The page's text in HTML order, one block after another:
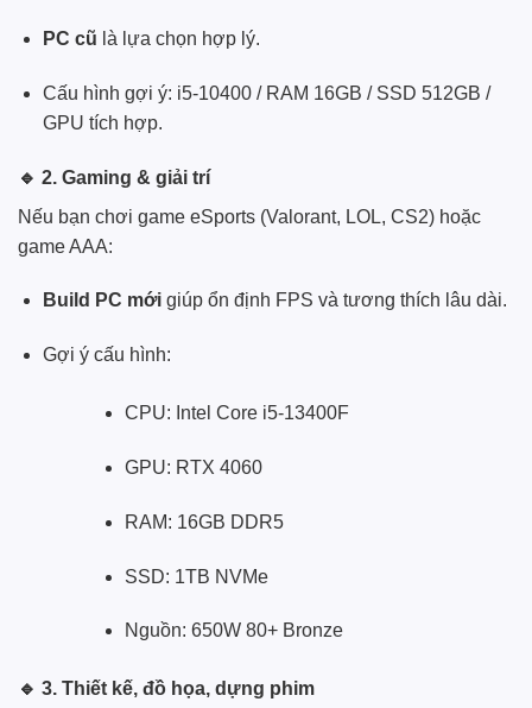
PC cũ là lựa chọn hợp lý.
Cấu hình gợi ý: i5-10400 / RAM 16GB / SSD 512GB /
GPU tích hợp.
🔹 2. Gaming & giải trí
Nếu bạn chơi game eSports (Valorant, LOL, CS2) hoặc
game AAA:
Build PC mớigiúp ổn định FPS và tương thích lâu dài.
Gợi ý cấu hình:
CPU: Intel Core i5-13400F
GPU: RTX 4060
RAM: 16GB DDR5
SSD: 1TB NVMe
Nguồn: 650W 80+ Bronze
🔹 3. Thiết kế, đồ họa, dựng phim